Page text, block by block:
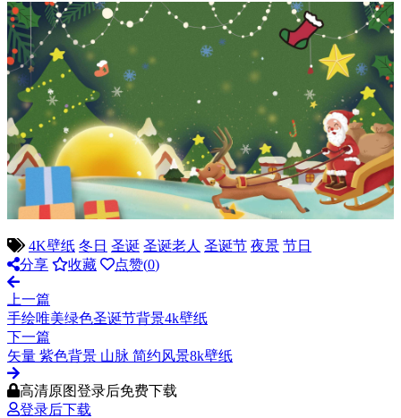
4K壁纸 冬日 圣诞 圣诞老人 圣诞节 夜景 节日
分享
收藏 点赞(0)
上一篇
手绘唯美绿色圣诞节背景4k壁纸
下一篇
矢量 紫色背景 山脉 简约风景8k壁纸
高清原图登录后免费下载
登录后下载